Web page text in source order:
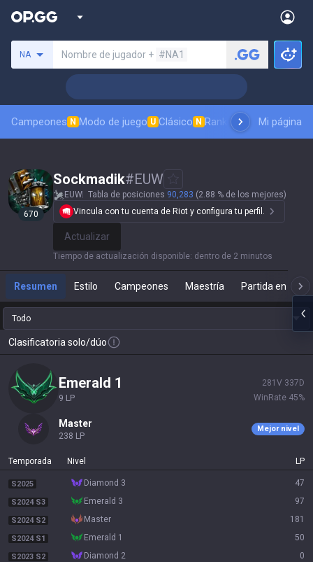
NA Nombre de jugador + #NA1
Campeones N Modo de juego U Clásico N Ranking de aspectos
Mi página
670
Sockmadik#EUW
EUW Tabla de posiciones 90,283 (2.88 % de los mejores)
Vincula con tu cuenta de Riot y configura tu perfil.
Actualizar
Tiempo de actualización disponible: dentro de 2 minutos
Resumen Estilo Campeones Maestría Partida en
Todo
Clasificatoria solo/dúo
emerald 1
9 LP
281 V 337 D
WinRate 45%
master
238 LP
Mejor nivel
Temporada Nivel LP
S2025 diamond 3 47
S2024 S3 emerald 3 97
S2024 S2 master 181
S2024 S1 emerald 1 50
S2023 S2 diamond 2 0